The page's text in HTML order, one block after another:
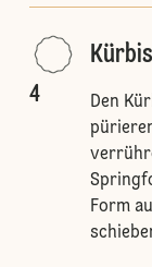
4
Den
Form